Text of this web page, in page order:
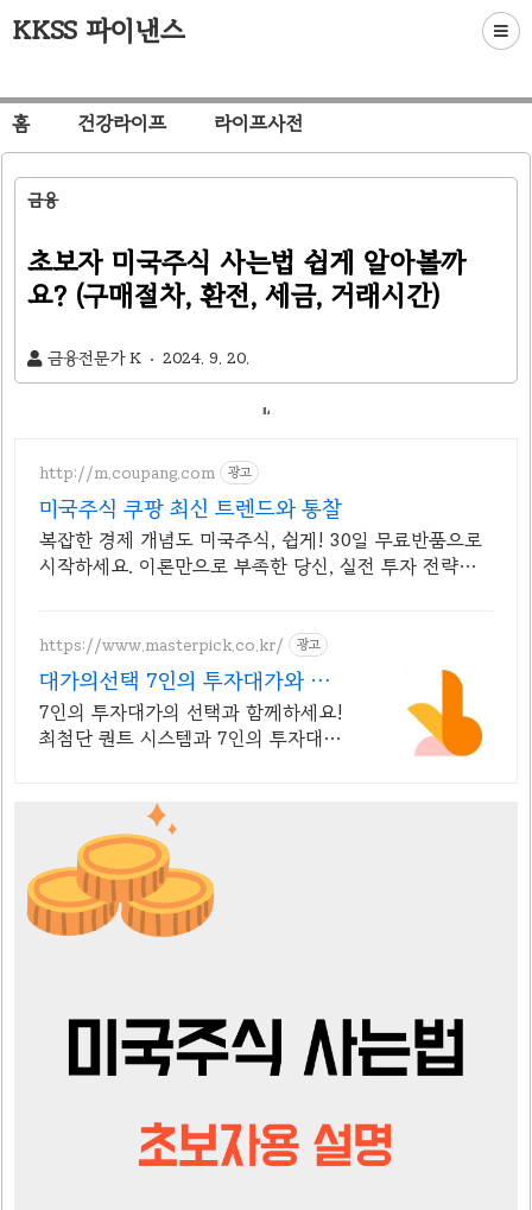
KKSS 파이낸스
홈 건강라이프 라이프사전
금융
초보자 미국주식 사는법 쉽게 알아볼까
요? (구매절차, 환전, 세금, 거래시간)
금융전문가 K 2024. 9. 20.
http://m.coupang.com 광고
미국주식 쿠팡 최신 트렌드와 통찰
복잡한 경제 개념도 미국주식, 쉽게! 30일 무료반품으로
시작하세요. 이론만으로 부족한 당신, 실전 투자 전략을
https://www.masterpick.co.kr/ 광고
대가의선택 7인의 투자대가와 함
께하세요
7인의 투자대가의 선택과 함께하세요!
최첨단 퀀트 시스템과 7인의 투자대가